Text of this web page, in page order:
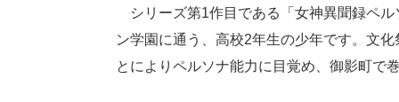
シリーズ第1作目である「女神異聞録ペ
ン学園に通う、高校2年生の少年です。文
とによりペルソナ能力に目覚め、御影町で